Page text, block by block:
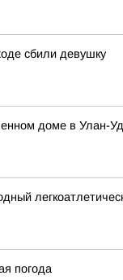
сбили девушку
доме в Улан-
погода